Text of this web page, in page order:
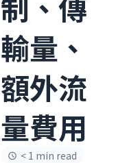
輸量、
額外流
量費用
< 1 min read